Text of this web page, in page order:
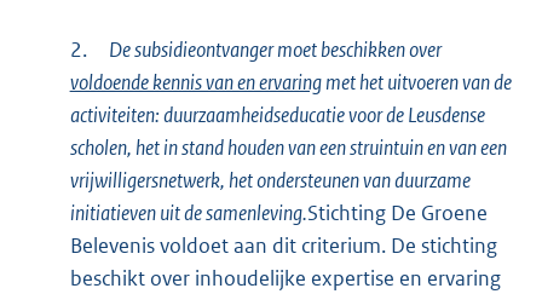
2.
De subsidieontvanger moet beschikken over
voldoende kennis van en ervaringmet het uitvoeren van de
activiteiten: duurzaamheidseducatie voor de Leusdense
scholen, het in stand houden van een struintuin en van een
vrijwilligersnetwerk, het ondersteunen van duurzame
initiatieven uit de samenleving.Stichting De Groene
Belevenis voldoet aan dit criterium. De stichting
beschikt over inhoudelijke expertise en ervaring